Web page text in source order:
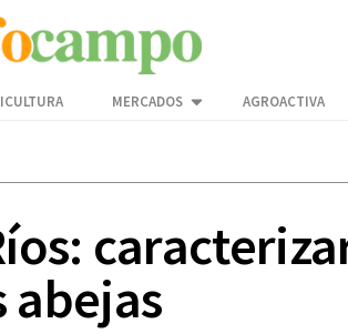
MERCADOS AGROACTIVA
abejas